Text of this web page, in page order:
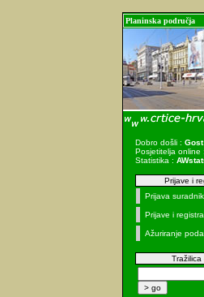
Planinska područja
Dobro došli : Gost
Posjetitelja online :
Statistika :
Prijave i
Prijava
Prijave i
Ažuriranje
Tražilica